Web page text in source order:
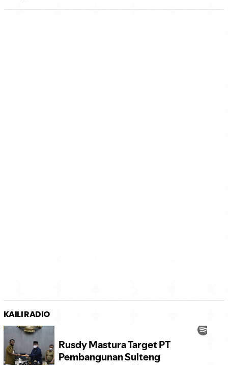
KAILI RADIO